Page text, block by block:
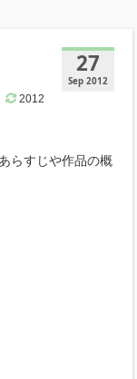
27
Sep 2012
2012
らすじや作品の概